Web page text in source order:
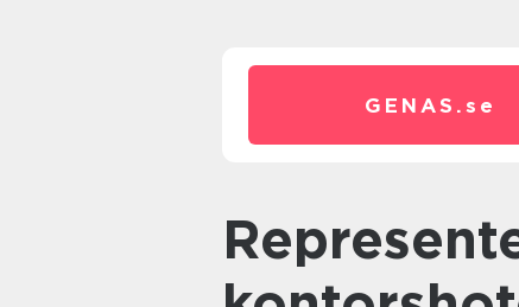
GENAS. se
Representera från ett